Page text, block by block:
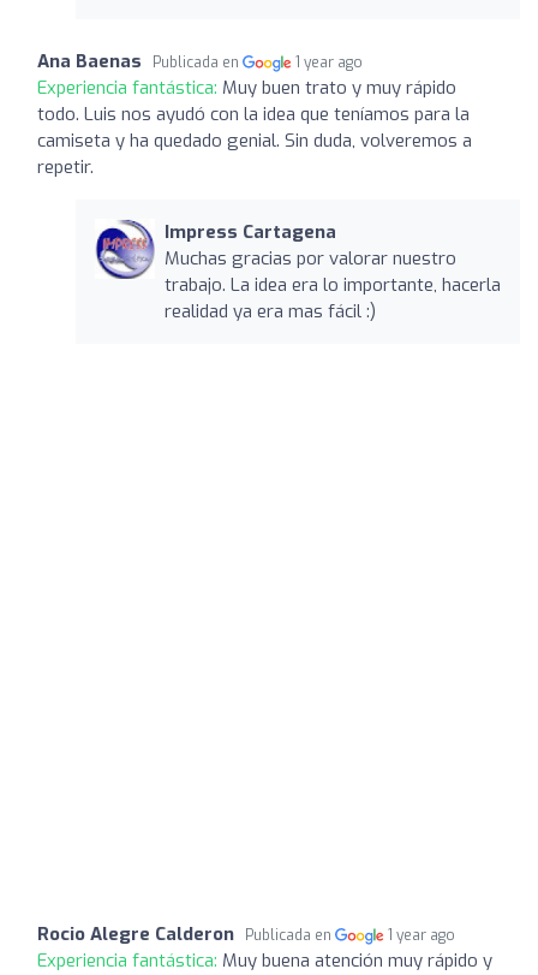
Ana Baenas Publicada en 1 year ago
Experiencia fantástica: Muy buen trato y muy rápido
todo. Luis nos ayudó con la idea que teníamos para la
camiseta y ha quedado genial. Sin duda, volveremos a
repetir.
Impress Cartagena
Muchas gracias por valorar nuestro
trabajo. La idea era lo importante, hacerla
realidad ya era mas fácil :)
Rocio Alegre Calderon Publicada en 1 year ago
Experiencia fantástica: Muy buena atención muy rápido y